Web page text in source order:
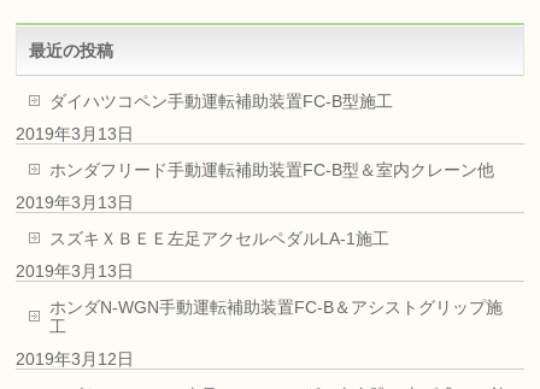
最近の投稿
ダイハツコペン手動運転補助装置FC-B型施工
2019年3月13日
ホンダフリード手動運転補助装置FC-B型＆室内クレーン他
2019年3月13日
スズキＸＢＥＥ左足アクセルペダルLA-1施工
2019年3月13日
ホンダN-WGN手動運転補助装置FC-B＆アシストグリップ施
工
2019年3月12日